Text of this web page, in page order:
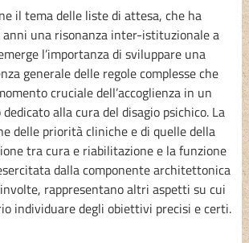
il tema delle liste di attesa, che ha
una risonanza inter-istituzionale a
l’importanza di sviluppare una
generale delle regole complesse che
cruciale dell’accoglienza in un
alla cura del disagio psichico. La
delle priorità cliniche e di quelle della
tra cura e riabilitazione e la funzione
dalla componente architettonica
rappresentano altri aspetti su cui
individuare degli obiettivi precisi e certi.